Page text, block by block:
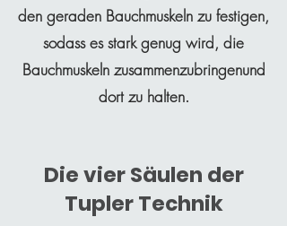
den geraden Bauchmuskeln zu festigen,
sodass es stark genug wird, die
Bauchmuskeln zusammenzubringenund
dort zu halten.
Die vier Säulen der
Tupler Technik